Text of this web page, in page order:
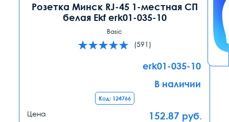
Розетка Минск RJ-45 1-местная СП
белая Ekf erk01-035-10
Basic
(591)
erk01-035-10
В наличии
Код: 124766
Цена 152.87 руб.